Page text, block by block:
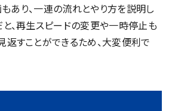
あり、一連の流れとやり方を説明し
と、再生スピードの変更や一時停止も
返すことができるため、大変便利で